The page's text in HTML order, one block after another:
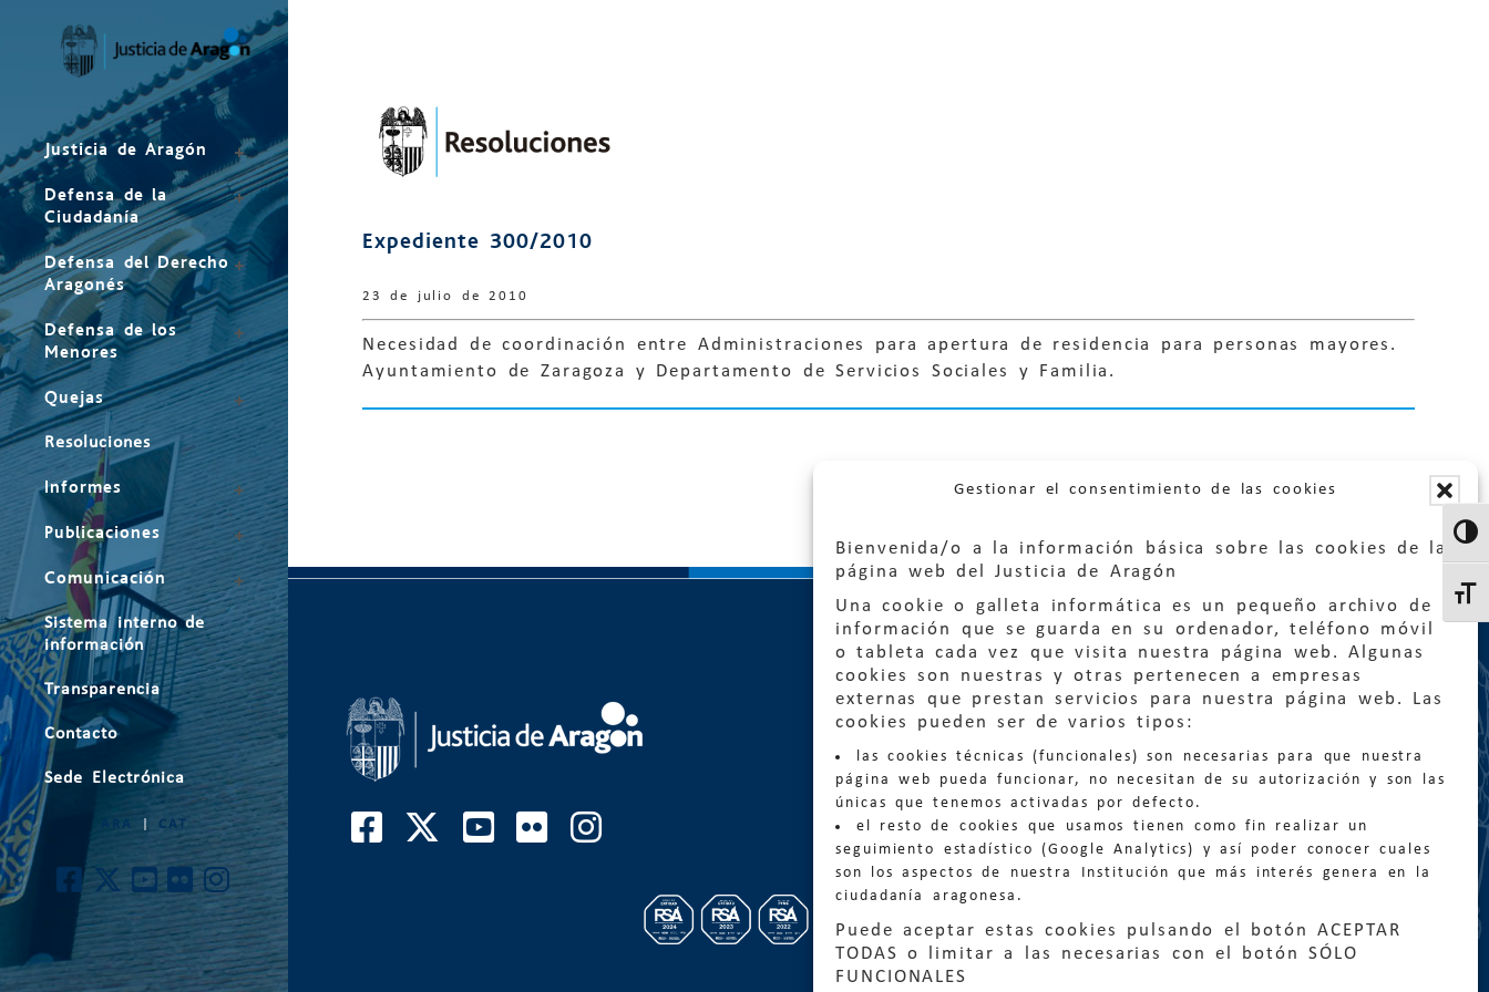
Gestionar el consentimiento de las cookies
Bienvenida/o a la información básica sobre las cookies de la
página web del Justicia de Aragón
Una cookie o galleta informática es un pequeño archivo de
información que se guarda en su ordenador, teléfono móvil
o tableta cada vez que visita nuestra página web. Algunas
cookies son nuestras y otras pertenecen a empresas
externas que prestan servicios para nuestra página web. Las
cookies pueden ser de varios tipos:
las cookies técnicas (funcionales) son necesarias para que nuestra
página web pueda funcionar, no necesitan de su autorización y son las
únicas que tenemos activadas por defecto.
el resto de cookies que usamos tienen como fin realizar un
seguimiento estadístico (Google Analytics) y así poder conocer cuales
son los aspectos de nuestra Institución que más interés genera en la
ciudadanía aragonesa.
Puede aceptar estas cookies pulsando el botón ACEPTAR
TODAS o limitar a las necesarias con el botón SÓLO
FUNCIONALES
Justicia de Aragón
Defensa de la
Ciudadanía
Defensa del Derecho
Aragonés
Defensa de los
Menores
Quejas
Resoluciones
Informes
Publicaciones
Comunicación
Sistema interno de
información
Transparencia
Contacto
Sede Electrónica
CAT
Expediente 300/2010
23 de julio de 2010
Necesidad de coordinación entre Administraciones para apertura de residencia para personas mayores.
Ayuntamiento de Zaragoza y Departamento de Servicios Sociales y Familia.
Quejas:quejas@eljusticiadearagon.es
Información general:
informacion@eljusticiadearagon.es
Teléfonos: 900 210 210/ 976 399 354